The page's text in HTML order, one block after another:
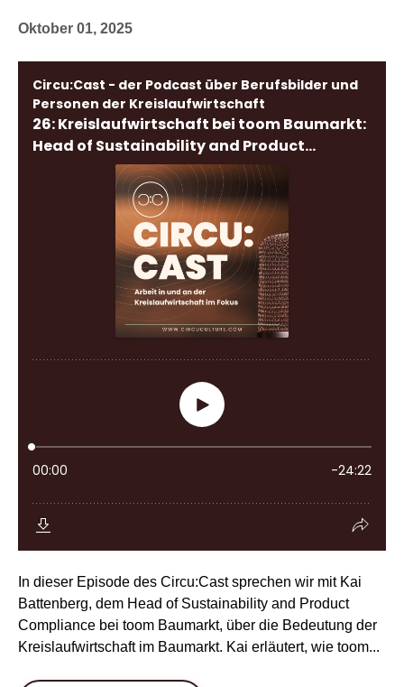
Oktober 01, 2025
In dieser Episode des Circu:Cast sprechen wir mit Kai
Battenberg, dem Head of Sustainability and Product
Compliance bei toom Baumarkt, über die Bedeutung der
Kreislaufwirtschaft im Baumarkt. Kai erläutert, wie toom...